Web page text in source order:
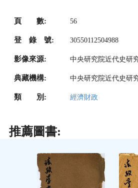
頁 數: 56
登 錄 號: 30550112504988
影像來源: 中央研究院近代史研
典藏機構: 中央研究院近代史研
類 別: 經濟財政
推薦圖書: